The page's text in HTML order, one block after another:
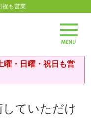
祝も営業
曜・日曜・祝日も営
ていただけ